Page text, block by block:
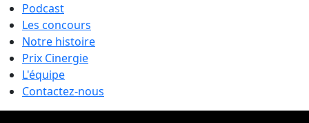
Podcast
Les concours
Notre histoire
Prix Cinergie
L'équipe
Contactez-nous